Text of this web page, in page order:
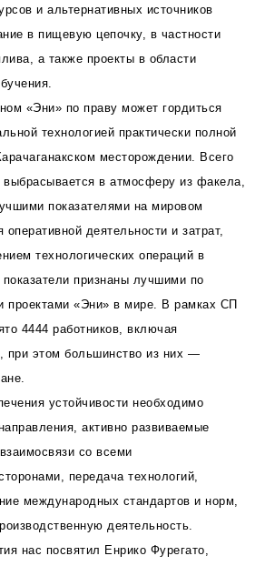
и альтернативных источников
в пищевую цепочку, в частности
а также проекты в области
«Эни» по праву может гордиться
технологией практически полной
месторождении. Всего
выбрасывается в атмосферу из факела,
показателями на мировом
деятельности и затрат,
технологических операций в
показатели признаны лучшими по
проектами «Эни» в мире. В рамках СП
4444 работников, включая
при этом большинство из них —
устойчивости необходимо
активно развиваемые
со всеми
передача технологий,
международных стандартов и норм,
деятельность.
нас посвятил Енрико Фурегато,